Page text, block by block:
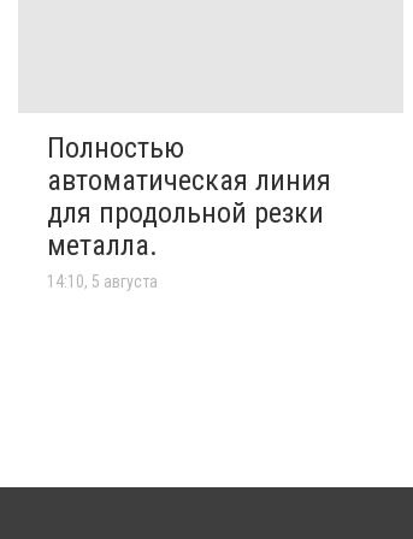
Полностью
автоматическая линия
для продольной резки
металла.
14:10, 5 августа